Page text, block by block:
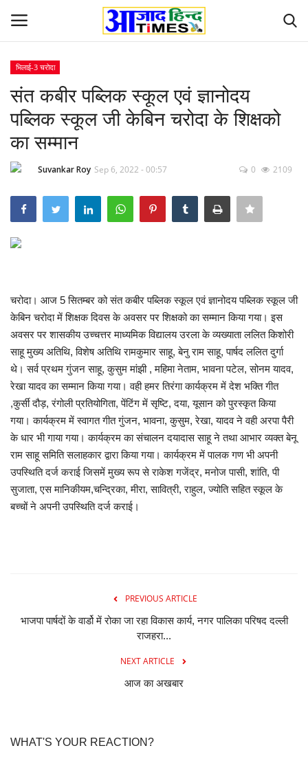
Home
Contact
दुनिया
मनोरंजन
सेहत
धर्म
करियर
राशिफल
खेल
भिलाई-3 चरोदा
संत कबीर पब्लिक स्कूल एवं ज्ञानोदय
पब्लिक स्कूल जी केबिन चरोदा के शिक्षको
का सम्मान
Suvankar Roy Sep 6, 2022 - 00:57 0 2109
चरोदा। आज 5 सितम्बर को संत कबीर पब्लिक स्कूल एवं ज्ञानोदय पब्लिक स्कूल जी
केबिन चरोदा में शिक्षक दिवस के अवसर पर शिक्षको का सम्मान किया गया। इस
अवसर पर शासकीय उच्चत्तर माध्यमिक विद्यालय उरला के व्यख्याता ललित किशोरी
साहू मुख्य अतिथि, विशेष अतिथि रामकुमार साहू, बेनु राम साहू, पार्षद ललित दुर्गा
थे। सर्व प्रथम गुंजन साहू, कुसुम मांझी , महिमा नेताम, भावना पटेल, सोनम यादव,
रेखा यादव का सम्मान किया गया। वही हमर तिरंगा कार्यक्रम में देश भक्ति गीत
,कुर्सी दौड़, रंगोली प्रतियोगिता, पेंटिंग में सृष्टि, दया, यूसान को पुरस्कृत किया
गया। कार्यक्रम में स्वागत गीत गुंजन, भावना, कुसुम, रेखा, यादव ने वही अरपा पैरी
के धार भी गाया गया। कार्यक्रम का संचालन दयादास साहू ने तथा आभार व्यक्त बेनू
राम साहू समिति सलाहकार द्वारा किया गया। कार्यक्रम में पालक गण भी अपनी
उपस्थिति दर्ज कराई जिसमें मुख्य रूप से राकेश गजेंद्र, मनोज पासी, शांति, पी
सुजाता, एस मानिकीयम,चन्द्रिका, मीरा, सावित्री, राहुल, ज्योति सहित स्कूल के
बच्चों ने अपनी उपस्थिति दर्ज कराई।
PREVIOUS ARTICLE
भाजपा पार्षदों के वार्डो में रोका जा रहा विकास कार्य, नगर पालिका परिषद दल्ली
राजहरा...
NEXT ARTICLE
आज का अखबार
WHAT'S YOUR REACTION?